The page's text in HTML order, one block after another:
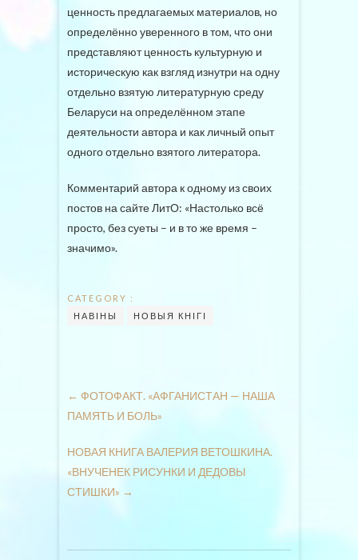
ценность предлагаемых материалов, но
определённо уверенного в том, что они
представляют ценность культурную и
историческую как взгляд изнутри на одну
отдельно взятую литературную среду
Беларуси на определённом этапе
деятельности автора и как личный опыт
одного отдельно взятого литератора.
Комментарий автора к одному из своих
постов на сайте ЛитО: «Настолько всё
просто, без суеты – и в то же время –
значимо».
CATEGORY :
НАВІНЫ
НОВЫЯ КНІГІ
← ФОТОФАКТ. «АФГАНИСТАН — НАША
ПАМЯТЬ И БОЛЬ»
НОВАЯ КНИГА ВАЛЕРИЯ ВЕТОШКИНА.
«ВНУЧЕНЕК РИСУНКИ И ДЕДОВЫ
СТИШКИ» →